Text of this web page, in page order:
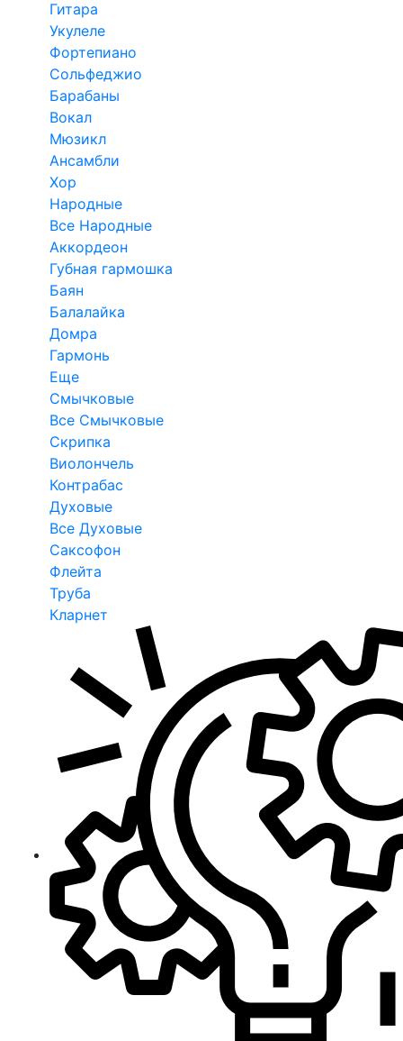
Гитара
Укулеле
Фортепиано
Сольфеджио
Барабаны
Вокал
Мюзикл
Ансамбли
Хор
Народные
Все Народные
Аккордеон
Губная гармошка
Баян
Балалайка
Домра
Гармонь
Еще
Смычковые
Все Смычковые
Скрипка
Виолончель
Контрабас
Духовые
Все Духовые
Саксофон
Флейта
Труба
Кларнет